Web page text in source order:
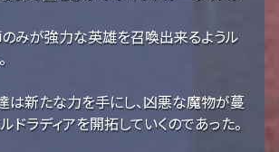
みが強力な英雄を召喚出来るようル
は新たな力を手にし、凶悪な魔物が蔓
ドラディアを開拓していくのであった。